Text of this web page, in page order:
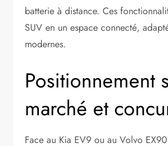
batterie à distance. Ces
SUV en un espace connecté,
modernes.
Positionnement
marché et
Face au Kia EV9 ou au Volvo